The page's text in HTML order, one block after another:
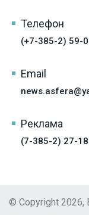
Телефон
(+7-385-2) 59-
Email
Реклама
(7-385-2) 27-
© Copyright 2026,